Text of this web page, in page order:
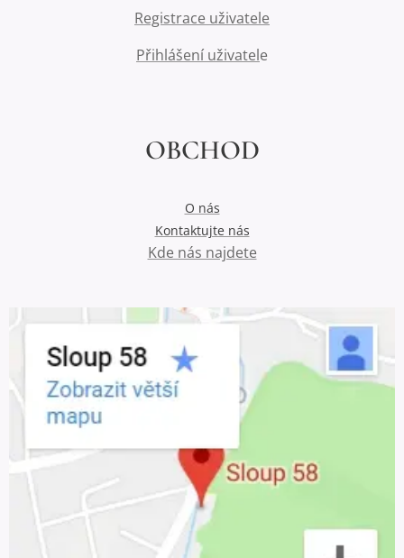
Registrace uživatele
Přihlášení uživatele
OBCHOD
O nás
Kontaktujte nás
Kde nás najdete